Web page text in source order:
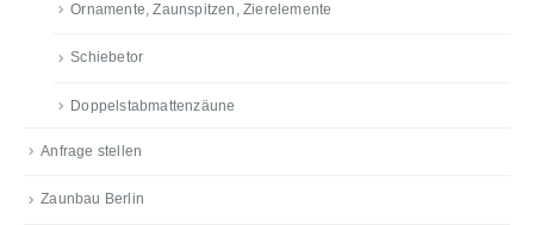
Ornamente, Zaunspitzen, Zierelemente
Schiebetor
Doppelstabmattenzäune
Anfrage stellen
Zaunbau Berlin